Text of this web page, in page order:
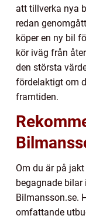
att tillverka nya
redan
köper en ny bil
kör iväg från
den största
fördelaktigt om
framtiden.
Om du är på
begagnade bilar
Bilmansson.se.
omfattande